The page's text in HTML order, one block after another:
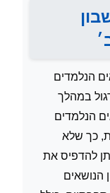
הנלמדים
במהלך
הנלמדים
כך שלא
להדפיס את
הנושאים